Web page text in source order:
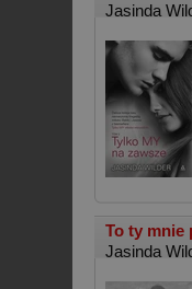
Jasinda
To ty mnie
Jasinda